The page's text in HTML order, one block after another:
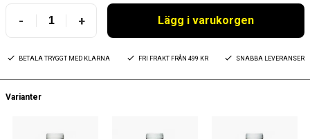
- + Lägg i varukorgen
BETALA TRYGGT MED KLARNA FRI FRAKT FRÅN 499 KR SNABBA LEVERANSER
Varianter